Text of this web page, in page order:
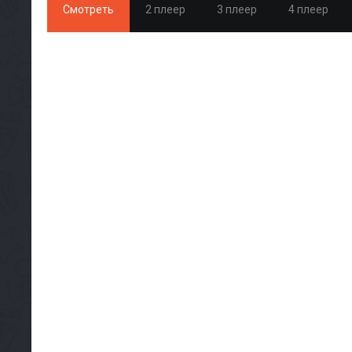
Смотреть 2 плеер 3 плеер 4 плеер